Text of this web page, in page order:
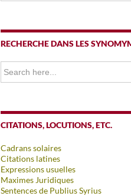
RECHERCHE DANS LES
Search
for:
CITATIONS, LOCUTIONS, ETC.
Cadrans solaires
Citations latines
Expressions usuelles
Maximes Juridiques
Sentences de Publius Syrius